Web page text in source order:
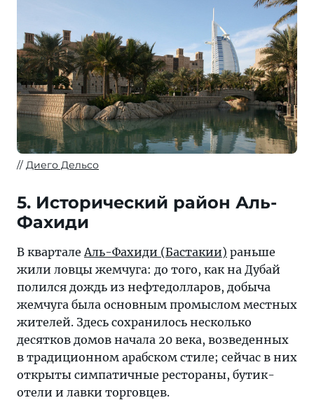
Диего Дельсо
5. Исторический район Аль-
Фахиди
В квартале Аль-Фахиди (Бастакии) раньше
жили ловцы жемчуга: до того, как на Дубай
полился дождь из нефтедолларов, добыча
жемчуга была основным промыслом местных
жителей. Здесь сохранилось несколько
десятков домов начала 20 века, возведенных
в традиционном арабском стиле; сейчас в них
открыты симпатичные рестораны, бутик-
отели и лавки торговцев.